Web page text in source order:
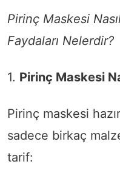
Pirinç Maskesi Nasıl
Faydaları Nelerdir?
1. Pirinç Maskesi
Pirinç maskesi
sadece birkaç
tarif: